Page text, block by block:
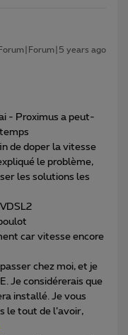
Forum|Forum|5 years ago
- Proximus a peut-
de doper la vitesse
le problème,
les solutions les
car vitesse encore
chez moi, et je
Je considérerais que
installé. Je vous
le tout de l’avoir,